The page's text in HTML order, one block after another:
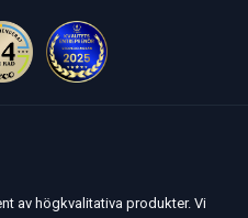
av högkvalitativa produkter. Vi